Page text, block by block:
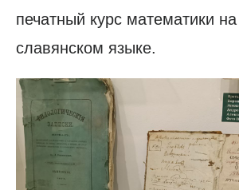
печатный курс математики
славянском языке.